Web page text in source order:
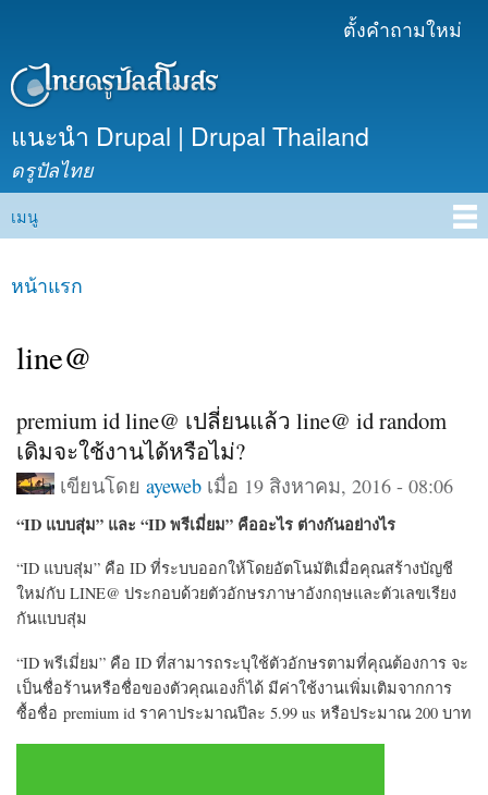
เนื้อหา
ตั้งคำถามใหม่
แนะนำ Drupal | Drupal Thailand
ดรูปัลไทย
Main menu
เมนู
คุณอยู่ที่นี่
หน้าแรก
line@
premium id line@ เปลี่ยนแล้ว line@ id random
เดิมจะใช้งานได้หรือไม่?
เขียนโดยayeweb เมื่อ 19 สิงหาคม, 2016 - 08:06
“ID แบบสุ่ม” และ “ID พรีเมี่ยม” คืออะไร ต่างกันอย่างไร
“ID แบบสุ่ม” คือ ID ที่ระบบออกให้โดยอัตโนมัติเมื่อคุณสร้างบัญชี
ใหม่กับ LINE@ ประกอบด้วยตัวอักษรภาษาอังกฤษและตัวเลขเรียง
กันแบบสุ่ม
“ID พรีเมี่ยม” คือ ID ที่สามารถระบุใช้ตัวอักษรตามที่คุณต้องการ จะ
เป็นชื่อร้านหรือชื่อของตัวคุณเองก็ได้ มีค่าใช้งานเพิ่มเติมจากการ
ซื้อชื่อ premium id ราคาประมาณปีละ 5.99 us หรือประมาณ 200 บาท